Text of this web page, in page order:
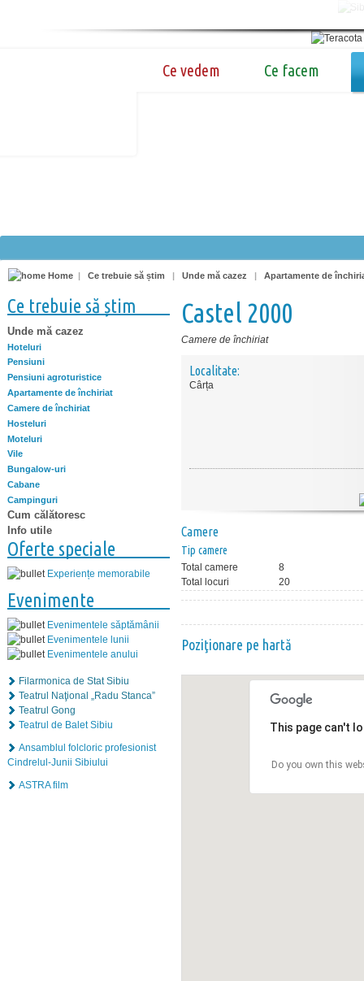
Ce vedem Ce facem
Home | Ce trebuie să știm | Unde mă cazez | Apartamente de
Ce trebuie să știm
Unde mă cazez
Hoteluri
Pensiuni
Pensiuni agroturistice
Apartamente de închiriat
Camere de închiriat
Hosteluri
Moteluri
Vile
Bungalow-uri
Cabane
Campinguri
Cum călătoresc
Info utile
Oferte speciale
Experiențe memorabile
Evenimente
Evenimentele săptămânii
Evenimentele lunii
Evenimentele anului
Filarmonica de Stat Sibiu
Teatrul Naţional „Radu Stanca”
Teatrul Gong
Teatrul de Balet Sibiu
Ansamblul folcloric profesionist
Cindrelul-Junii Sibiului
ASTRA film
Castel 2000
Camere de închiriat
Localitate:
Cârța
Camere
Tip camere
Total camere
8
Total locuri
20
Poziţionare pe hartă
This page can't
Do you own this